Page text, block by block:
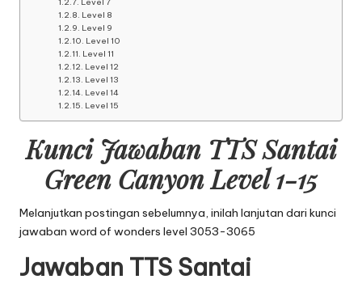
Level 7
Level 8
Level 9
Level 10
Level 11
Level 12
Level 13
Level 14
Level 15
Kunci Jawaban TTS Santai
Green Canyon Level 1-15
Melanjutkan postingan sebelumnya, inilah lanjutan dari kunci
jawaban word of wonders level 3053-3065
Jawaban TTS Santai